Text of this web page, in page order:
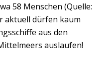
58 Menschen (Quelle:
aktuell dürfen kaum
aus den
auslaufen!